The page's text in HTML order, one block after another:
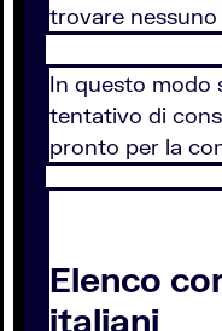
trovare
In questo modo
tentativo di
pronto per la
Elenco
italiani